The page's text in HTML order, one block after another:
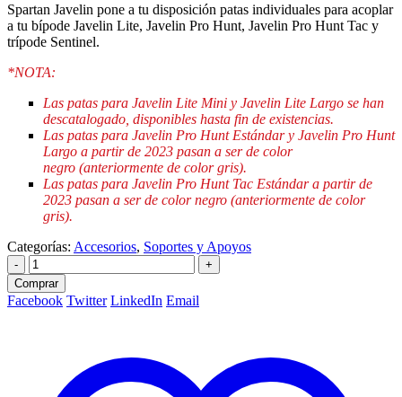
Spartan Javelin pone a tu disposición patas individuales para acoplar
a tu bípode Javelin Lite, Javelin Pro Hunt, Javelin Pro Hunt Tac y
trípode Sentinel.
*NOTA:
Las patas para Javelin Lite Mini y Javelin Lite Largo se han
descatalogado, disponibles hasta fin de existencias.
Las patas para Javelin Pro Hunt Estándar y Javelin Pro Hunt
Largo a partir de 2023 pasan a ser de color
negro (anteriormente de color gris).
Las patas para Javelin Pro Hunt Tac Estándar a partir de
2023 pasan a ser de color negro (anteriormente de color
gris).
Categorías: Accesorios, Soportes y Apoyos
-
+
Comprar
Facebook Twitter LinkedIn Email